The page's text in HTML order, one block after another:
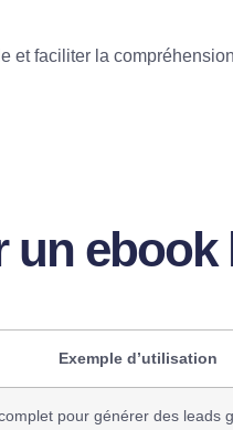
et faciliter la
un ebook
Exemple d’utilisation
pour générer des leads